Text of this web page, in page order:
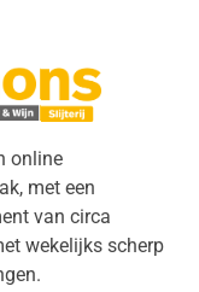
online
met een
van circa
wekelijks scherp